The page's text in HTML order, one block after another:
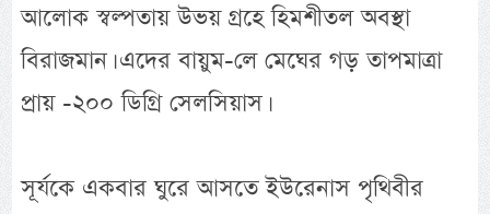
আলোক স্বল্পতায় উভয় গ্রহে হিমশীতল অবস্থা
বিরাজমান। এদের বায়ুম-লে মেঘের গড় তাপমাত্রা
প্রায় -২০০ ডিগ্রি সেলসিয়াস।
সূর্যকে একবার ঘুরে আসতে ইউরেনাস পৃথিবীর